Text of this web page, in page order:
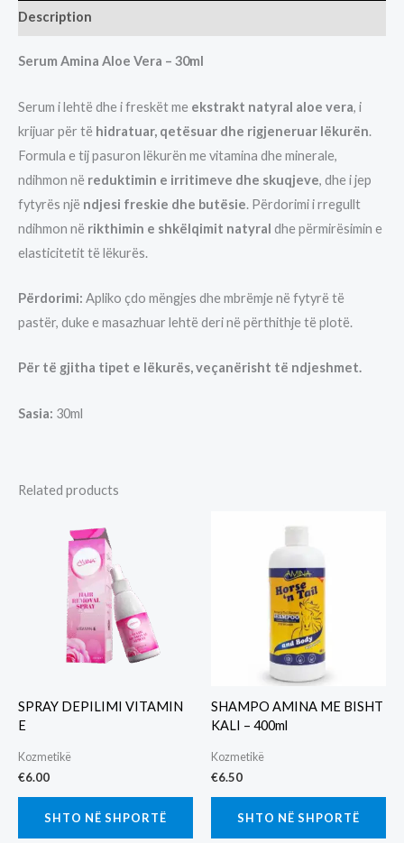
30ML
Description
Serum Amina Aloe Vera – 30ml
Serum i lehtë dhe i freskët me ekstrakt natyral aloe vera, i
krijuar për të hidratuar, qetësuar dhe rigjeneruar lëkurën.
Formula e tij pasuron lëkurën me vitamina dhe minerale,
ndihmon në reduktimin e irritimeve dhe skuqjeve, dhe i jep
fytyrës një ndjesi freskie dhe butësie. Përdorimi i rregullt
ndihmon në rikthimin e shkëlqimit natyral dhe përmirësimin e
elasticitetit të lëkurës.
Përdorimi: Apliko çdo mëngjes dhe mbrëmje në fytyrë të
pastër, duke e masazhuar lehtë deri në përthithje të plotë.
Për të gjitha tipet e lëkurës, veçanërisht të ndjeshmet.
Sasia: 30ml
Related products
SPRAY DEPILIMI VITAMIN
E
Kozmetikë
€6.00
SHTO NË SHPORTË
SHAMPO AMINA ME BISHT
KALI – 400ml
Kozmetikë
€6.50
SHTO NË SHPORTË